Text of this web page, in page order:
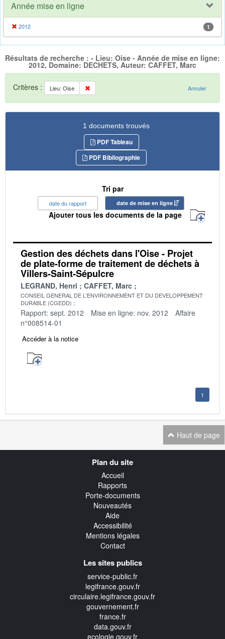
Année mise en ligne
2012 1
Résultats de recherche : - Lieu: Oise - Année de mise en ligne:
2012, Domaine: DECHETS, Auteur: CAFFET, Marc
Critères : Lieu: Oise Annuler
1 documents trouvés
PDF Tableau
PDF Bibliographie
Tri par
date du rapport date de mise en ligne
Ajouter tous les documents de la page
Gestion des déchets dans l'Oise - Projet
de plate-forme de traitement de déchets à
Villers-Saint-Sépulcre
LEGRAND, Henri CAFFET, Marc
CONSEIL GENERAL DE L'ENVIRONNEMENT ET DU DEVELOPPEMENT
DURABLE (CGEDD)
Rapport: sept. 2012 Mise en ligne: nov. 2012
Affaire
n°008514-01
Accéder à la notice
1
Haut de page
Plan du site
Accueil
Rapports
Porte-documents
Nouveautés
Aide
Accessibilité
Mentions légales
Contact
Les sites publics
service-public.fr
legifrance.gouv.fr
circulaire.legifrance.gouv.fr
gouvernement.fr
france.fr
data.gouv.fr
ecologie.gouv.fr